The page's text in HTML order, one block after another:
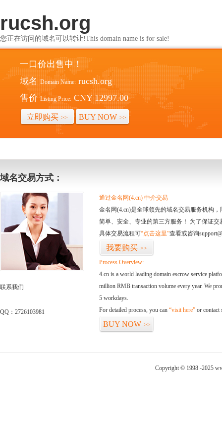
rucsh.org
您正在访问的域名可以转让!This domain name is for sale!
一口价出售中！
域名 Domain Name: rucsh.org
售价 Listing Price: CNY 12997.00
立即购买 >> BUY NOW >>
域名交易方式：
联系我们
QQ：2726103981
通过金名网(4.cn) 中介交易
金名网(4.cn)是全球领先的域名交易服务机构
简单、安全、专业的第三方服务！ 为了保证
具体交易流程可“点击这里”查看或咨询
我要购买 >>
Process Overview:
4.cn is a world leading domain escrow service
million RMB transaction volume every year. We
5 workdays.
For detailed process, you can “visit here” or contact
BUY NOW >>
Copyright © 1998 -2025